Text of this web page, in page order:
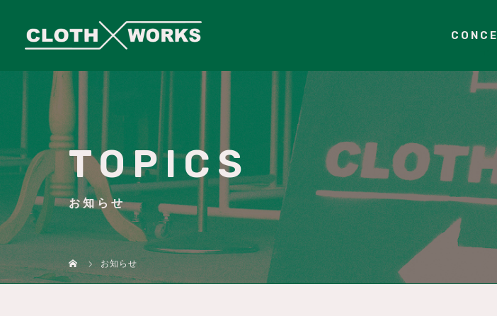
TOPICS
お知らせ
お知らせ